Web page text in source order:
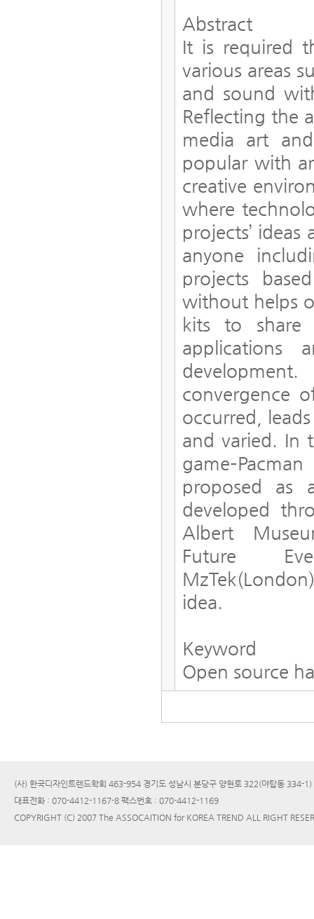
Abstract
It is required
various areas
and sound
Reflecting the
media art
popular with
creative
where
projects’
anyone
projects
without helps
kits to share
applications
convergence
occurred,
and varied. In
proposed as
developed
Albert
Future
idea.
Keyword
Open source
(사) 한국디자인트렌드학회 463-954 경기도 성남시 분당구 양현로 322(야탑동 334-
대표전화 : 070-4412-1167-8 팩스번호 : 070-4412-1169
COPYRIGHT (C) 2007 The ASSOCAITION for KOREA TREND ALL RIGHT